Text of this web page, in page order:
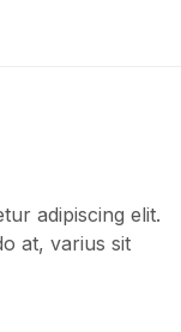
adipiscing elit.
at, varius sit